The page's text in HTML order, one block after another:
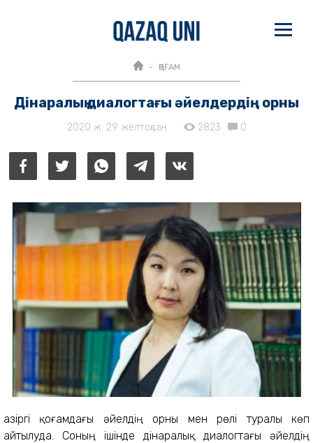
ҚОҒАМ
Дінаралық диалогтағы әйелдердің орны
2020 ж. 29 желтоқсан 2823 0
Қазіргі қоғамдағы әйелдің орны мен рөлі туралы көп
айтылуда. Соның ішінде дінаралық диалогтағы әйелдің